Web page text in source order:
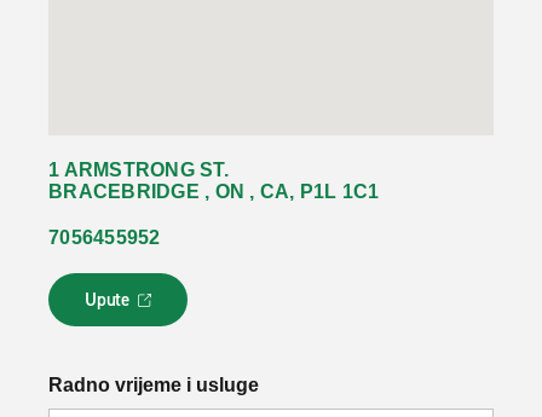
1 ARMSTRONG ST.
BRACEBRIDGE , ON , CA, P1L 1C1
7056455952
Upute
L
i
k
Radno vrijeme i usluge